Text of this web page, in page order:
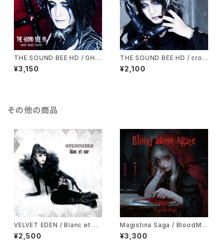
THE SOUND BEE HD / GHO
ST WORST FOREST
¥3,150
THE SOUND BEE HD / cros
s
¥2,100
その他の商品
VELVET EDEN / Blanc et No
ir
¥2,500
Magistina Saga / BloodMo
ssAgate
¥3,300